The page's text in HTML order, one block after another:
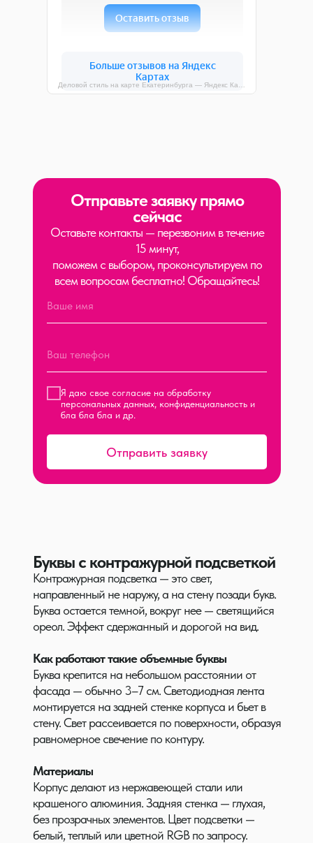
Отправьте заявку прямо
сейчас
Оставьте контакты — перезвоним в течение
15 минут,
поможем с выбором, проконсультируем по
всем вопросам бесплатно! Обращайтесь!
Я даю свое согласие на обработку
персональных данных, конфиденциальность и
бла бла бла и др.
Отправить заявку
Буквы с контражурной подсветкой
Контражурная подсветка — это свет,
направленный не наружу, а на стену позади букв.
Буква остается темной, вокруг нее — светящийся
ореол. Эффект сдержанный и дорогой на вид.
Как работают такие объемные буквы
Буква крепится на небольшом расстоянии от
фасада — обычно 3–7 см. Светодиодная лента
монтируется на задней стенке корпуса и бьет в
стену. Свет рассеивается по поверхности, образуя
равномерное свечение по контуру.
Материалы
Корпус делают из нержавеющей стали или
крашеного алюминия. Задняя стенка — глухая,
без прозрачных элементов. Цвет подсветки —
белый, теплый или цветной RGB по запросу.